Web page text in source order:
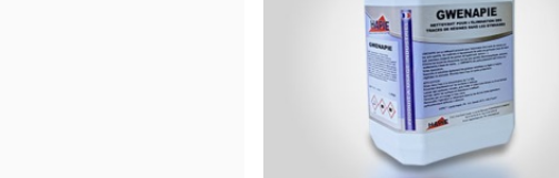
Absorbants routiers et kits de sécurité
Débituminants et anti-adhérants
Désinfections et surodorants
Élections et manifestations
Décapants alimentaires
Savons bactéricides -
Bacs à graisses et
Linges et vaisselles